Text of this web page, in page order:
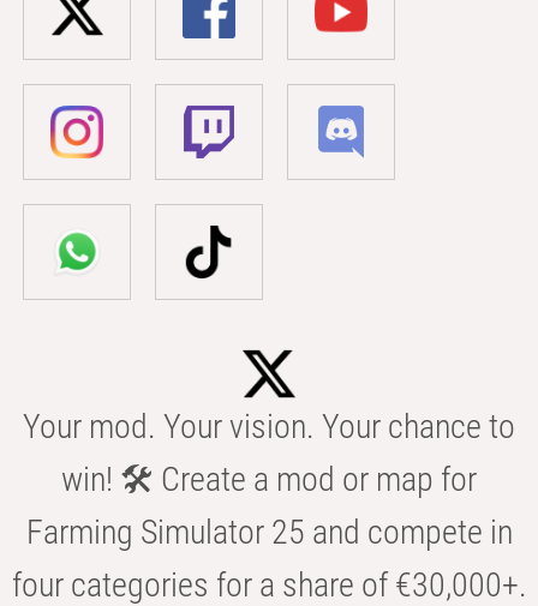
Your mod. Your vision. Your chance to
win! 🛠️ Create a mod or map for
Farming Simulator 25 and compete in
four categories for a share of €30,000+.